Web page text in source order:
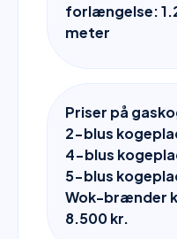
forlængelse:
meter
Priser på
2-blus
4-blus
5-blus
Wok-brænder
8.500 kr.